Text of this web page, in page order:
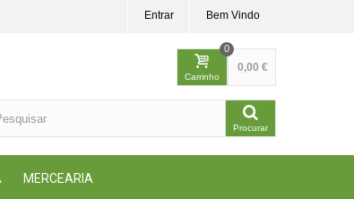
Bem Vindo
Entrar
Carrinho
0
0,00 €
Procurar
MERCEARIA